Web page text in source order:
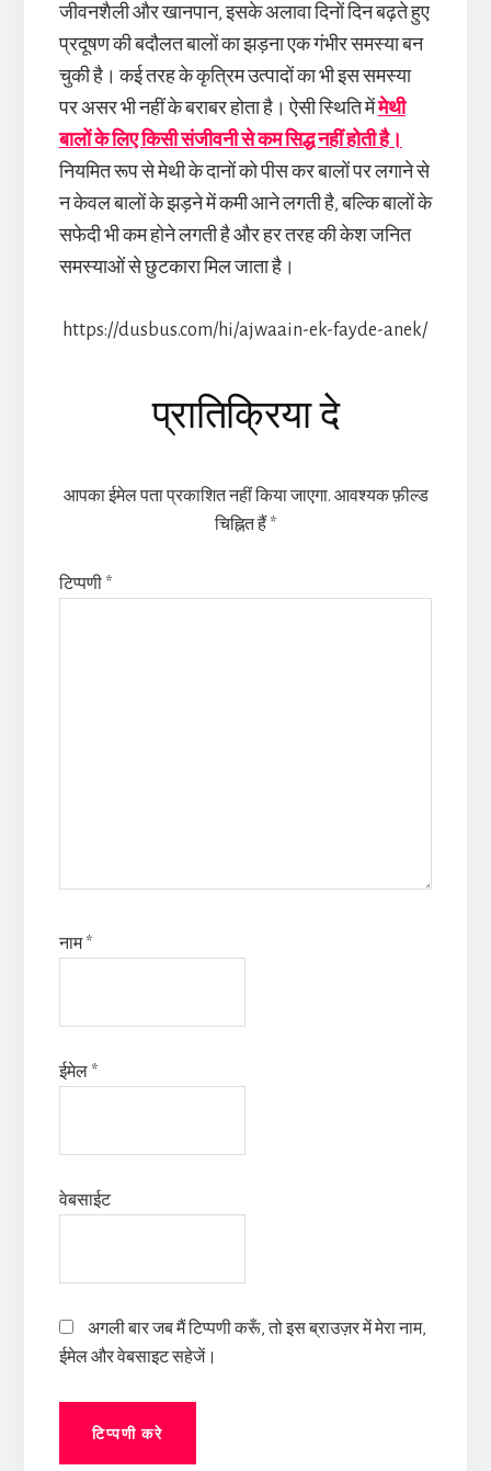
जीवनशैली और खानपान, इसके अलावा दिनों दिन बढ़ते हुए
प्रदूषण की बदौलत बालों का झड़ना एक गंभीर समस्या बन
चुकी है। कई तरह के कृत्रिम उत्पादों का भी इस समस्या
पर असर भी नहीं के बराबर होता है। ऐसी स्थिति मेंमेथी
बालों के लिए किसी संजीवनी से कम सिद्ध नहीं होती है।
नियमित रूप से मेथी के दानों को पीस कर बालों पर लगाने से
न केवल बालों के झड़ने में कमी आने लगती है, बल्कि बालों के
सफेदी भी कम होने लगती है और हर तरह की केश जनित
समस्याओं से छुटकारा मिल जाता है।
https://dusbus.com/hi/ajwaain-ek-fayde-anek/
Interactions
प्रातिक्रिया दे
आपका ईमेल पता प्रकाशित नहीं किया जाएगा. आवश्यक फ़ील्ड
चिह्नित हैं *
टिप्पणी *
नाम*
ईमेल *
वेबसाईट
अगली बार जब मैं टिप्पणी करूँ, तो इस ब्राउज़र में मेरा नाम,
ईमेल और वेबसाइट सहेजें।